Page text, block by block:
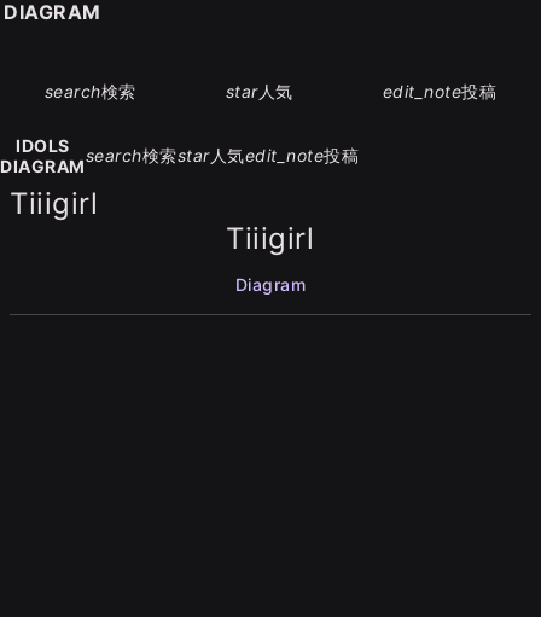
search検索 star人気 edit_note投稿
IDOLS
DIAGRAM
search検索star人気edit_note投稿
Tiiigirl
Tiiigirl
Diagram